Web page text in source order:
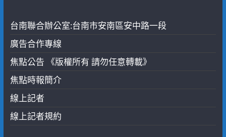
台南聯合辦公室:台南市安南區安中路一段
廣告合作專線
焦點公告 《版權所有 請勿任意轉載》
焦點時報簡介
線上記者
線上記者規約